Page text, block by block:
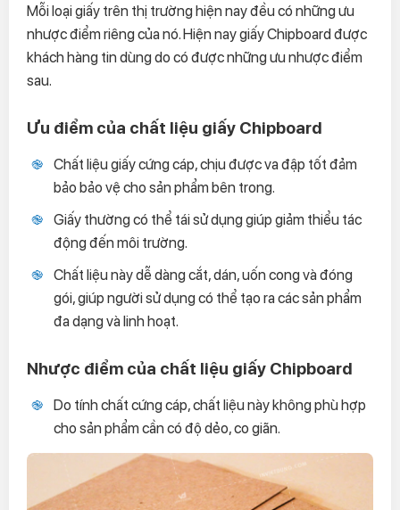
Mỗi loại giấy trên thị trường hiện nay đều có những ưu
nhược điểm riêng của nó. Hiện nay giấy Chipboard được
khách hàng tin dùng do có được những ưu nhược điểm
sau.
Ưu điểm của chất liệu giấy Chipboard
Chất liệu giấy cứng cáp, chịu được va đập tốt đảm
bảo bảo vệ cho sản phẩm bên trong.
Giấy thường có thể tái sử dụng giúp giảm thiểu tác
động đến môi trường.
Chất liệu này dễ dàng cắt, dán, uốn cong và đóng
gói, giúp người sử dụng có thể tạo ra các sản phẩm
đa dạng và linh hoạt.
Nhược điểm của chất liệu giấy Chipboard
Do tính chất cứng cáp, chất liệu này không phù hợp
cho sản phẩm cần có độ dẻo, co giãn.